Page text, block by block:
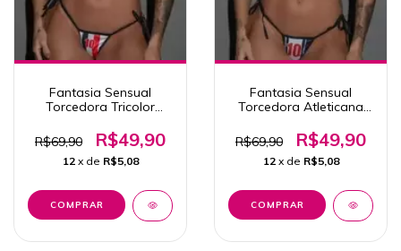
Fantasia Sensual
Torcedora Tricolor
R$69,90
R$49,90
12 x de R$5,08
Fantasia Sensual
Torcedora Atleticana
R$69,90
R$49,90
12 x de R$5,08